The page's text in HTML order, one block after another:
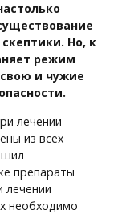
Но, к
режим
и чужие
лечении
из всех
препараты
лечении
необходимо